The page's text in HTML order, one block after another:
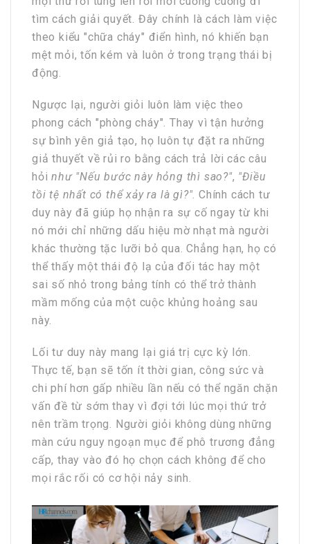
tìm cách giải quyết. Đây chính là cách làm việc
theo kiểu "chữa cháy" điển hình, nó khiến bạn
mệt mỏi, tốn kém và luôn ở trong trạng thái bị
động.
Ngược lại, người giỏi luôn làm việc theo
phong cách "phòng cháy". Thay vì tận hưởng
sự bình yên giả tạo, họ luôn tự đặt ra những
giả thuyết về rủi ro bằng cách trả lời các câu
hỏinhư "Nếu bước này hỏng thì sao?", "Điều
tồi tệ nhất có thể xảy ra là gì?". Chính cách tư
duy này đã giúp họ nhận ra sự cố ngay từ khi
nó mới chỉ những dấu hiệu mờ nhạt mà người
khác thường tặc lưỡi bỏ qua. Chẳng hạn, họ có
thể thấy một thái độ lạ của đối tác hay một
sai số nhỏ trong bảng tính có thể trở thành
mầm mống của một cuộc khủng hoảng sau
này.
Lối tư duy này mang lại giá trị cực kỳ lớn.
Thực tế, bạn sẽ tốn ít thời gian, công sức và
chi phí hơn gấp nhiều lần nếu có thể ngăn chặn
vấn đề từ sớm thay vì đợi tới lúc mọi thứ trở
nên trầm trọng. Người giỏi không dùng những
màn cứu nguy ngoạn mục để phô trương đẳng
cấp, thay vào đó họ chọn cách không để cho
mọi rắc rối có cơ hội nảy sinh.